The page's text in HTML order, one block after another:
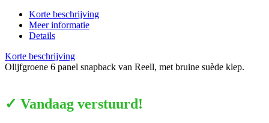
Korte beschrijving
Meer informatie
Details
Korte beschrijving
Olijfgroene 6 panel snapback van Reell, met bruine suède klep.
✓ Vandaag verstuurd!